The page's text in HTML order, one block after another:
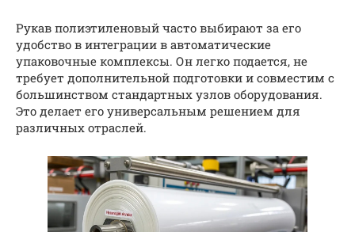
Рукав полиэтиленовый часто выбирают за его
удобство в интеграции в автоматические
упаковочные комплексы. Он легко подается, не
требует дополнительной подготовки и совместим с
большинством стандартных узлов оборудования.
Это делает его универсальным решением для
различных отраслей.